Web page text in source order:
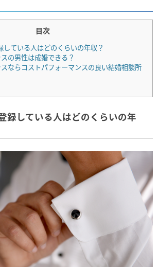
目次
している人はどのくらいの年収？
の男性は成婚できる？
ならコストパフォーマンスの良い結婚相談所
録している人はどのくらいの年